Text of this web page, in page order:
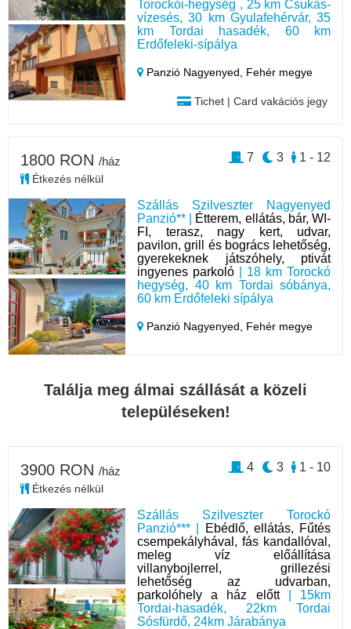
Torockói-hegység , 25 km Csukás-
vízesés, 30 km Gyulafehérvár, 35
km Tordai hasadék, 60 km
Erdőfeleki-sípálya
Panzió Nagyenyed, Fehér megye
Tichet | Card vakációs jegy
Szállás Szilveszter Nagyenyed
Panzió** | Étterem, ellátás, bár, WI-
FI, terasz, nagy kert, udvar,
pavilon, grill és bogrács lehetőség,
gyerekeknek játszóhely, ptivát
ingyenes parkoló | 18 km Torockó
hegység, 40 km Tordai sóbánya,
60 km Erdőfeleki sípálya
Panzió Nagyenyed, Fehér megye
1800 RON /ház
Étkezés nélkül
1 - 12
3
7
Találja meg álmai szállását a közeli
településeken!
Szállás Szilveszter Torockó
Panzió*** |
Ebédlő, ellátás, Fűtés
csempekályhával, fás kandallóval,
meleg víz előállítása
villanybojlerrel, grillezési
lehetőség az udvarban,
parkolóhely a ház előtt| 15km
Tordai-hasadék, 22km Tordai
Sósfürdő, 24km Járabánya
3900 RON /ház
Étkezés nélkül
1 - 10
3
4